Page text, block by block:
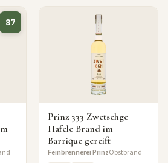
87
Prinz 333 Zwetschge
Hafele Brand im
Barrique gereift
Feinbrennerei PrinzObstbrand